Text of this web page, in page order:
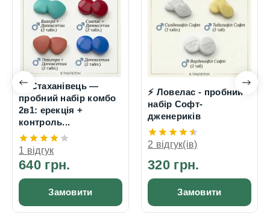
🔥 Стаханівець —
пробний набір комбо
2в1: ерекція +
контроль...
1 відгук
640 грн.
Замовити
⚡ Ловелас - пробний
набір Софт-
дженериків
2 відгук(ів)
320 грн.
Замовити